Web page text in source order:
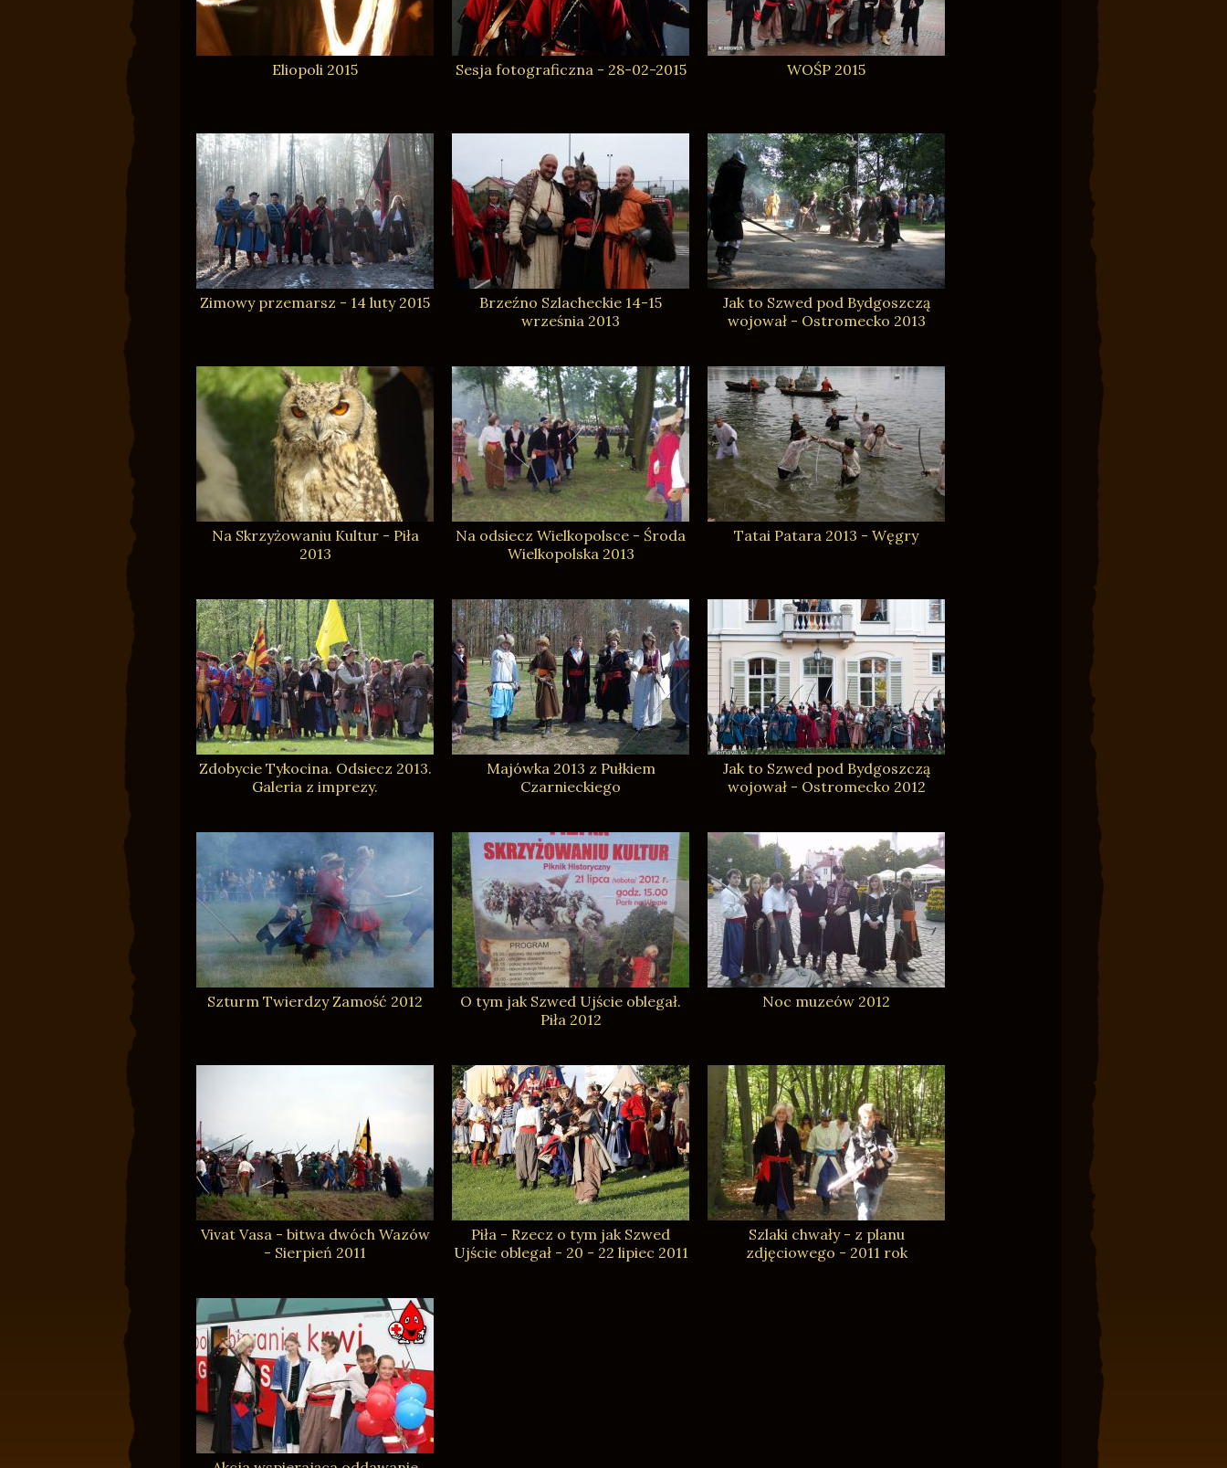
Eliopoli 2015 Sesja fotograficzna - 28-02-2015 WOŚP 2015
Zimowy przemarsz - 14 luty 2015
Brzeźno Szlacheckie 14-15
września 2013
Jak to Szwed pod Bydgoszczą
wojował - Ostromecko 2013
Na Skrzyżowaniu Kultur - Piła
2013
Na odsiecz Wielkopolsce - Środa
Wielkopolska 2013
Tatai Patara 2013 - Węgry
Zdobycie Tykocina. Odsiecz 2013.
Galeria z imprezy.
Majówka 2013 z Pułkiem
Czarnieckiego
Jak to Szwed pod Bydgoszczą
wojował - Ostromecko 2012
Szturm Twierdzy Zamość 2012
O tym jak Szwed Ujście oblegał.
Piła 2012
Noc muzeów 2012
Vivat Vasa - bitwa dwóch Wazów
- Sierpień 2011
Piła - Rzecz o tym jak Szwed
Ujście oblegał - 20 - 22 lipiec 2011
Szlaki chwały - z planu
zdjęciowego - 2011 rok